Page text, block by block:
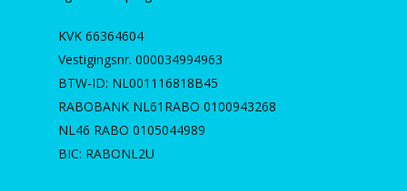
KVK 66364604
Vestigingsnr. 000034994963
BTW-ID: NL001116818B45
RABOBANK NL61RABO 0100943268
NL46 RABO 0105044989
BIC: RABONL2U